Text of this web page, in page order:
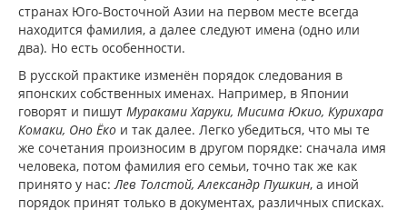
странах Юго-Восточной Азии на первом месте всегда
находится фамилия, а далее следуют имена (одно или
два). Но есть особенности.
В русской практике изменён порядок следования в
японских собственных именах. Например, в Японии
говорят и пишут Мураками Харуки, Мисима Юкио, Курихара
Комаки, Оно Ёко и так далее. Легко убедиться, что мы те
же сочетания произносим в другом порядке: сначала имя
человека, потом фамилия его семьи, точно так же как
принято у нас:Лев Толстой, Александр Пушкин, а иной
порядок принят только в документах, различных списках.